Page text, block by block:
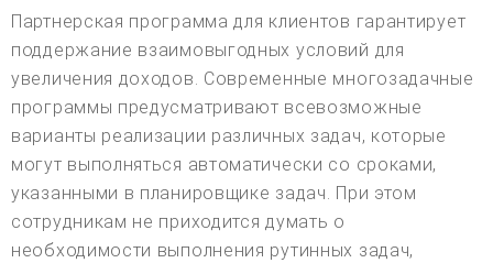
Партнерская программа для клиентов гарантирует
поддержание взаимовыгодных условий для
увеличения доходов. Современные многозадачные
программы предусматривают всевозможные
варианты реализации различных задач, которые
могут выполняться автоматически со сроками,
указанными в планировщике задач. При этом
сотрудникам не приходится думать о
необходимости выполнения рутинных задач,